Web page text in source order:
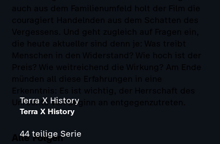
auch aus dem Familienumfeld holt der Film die
couragiert Handelnden aus dem Schatten des
Vergessens. Und geht zugleich auf Fragen ein,
die heute aktueller sind denn je: Was treibt
Menschen in den Widerstand? Wie hoch ist der
Preis? Wie weitreichend die Wirkung? Am Ende
münden all diese Erfahrungen in eine
Erkenntnis: Es ist wichtig, der Herrschaft des
Unrechts von Beginn an entgegenzutreten.
Alle Folgen
Terra X History
Terra X History
44 teilige Serie